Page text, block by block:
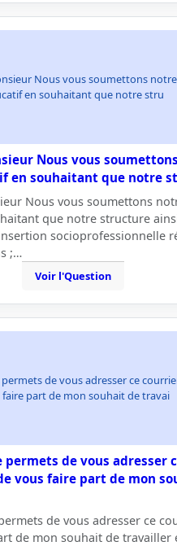
Nous vous soumettons
en souhaitant que notre stru
Nous vous
en souhaitant que notre
Nous vous soumettons
que notre structure
socioprofessionnelle
;…
Voir l'Question
de vous adresser ce
part de mon souhait de travai
permets de vous adresser
vous faire part de mon
de vous adresser ce
de mon souhait de travailler